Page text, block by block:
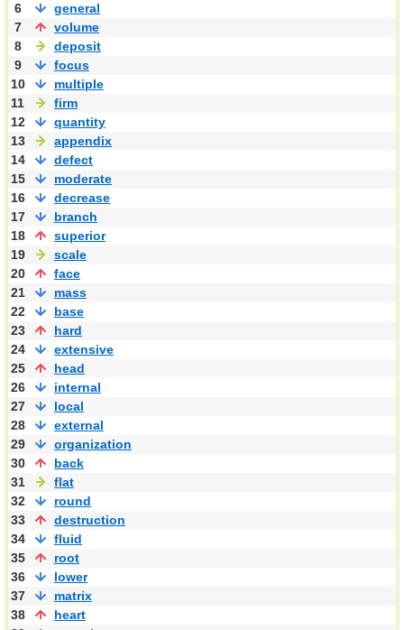
6
general
7
volume
8
deposit
9
focus
10
multiple
11
firm
12
quantity
13
appendix
14
defect
15
moderate
16
decrease
17
branch
18
superior
19
scale
20
face
21
mass
22
base
23
hard
24
extensive
25
head
26
internal
27
local
28
external
29
organization
30
back
31
flat
32
round
33
destruction
34
fluid
35
root
36
lower
37
matrix
38
heart